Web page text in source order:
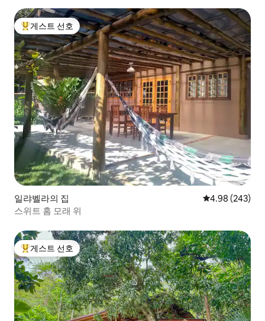
상위 게스트 선호
게스트 선호
일랴벨라의 집 평점 4.98점(5
4.98 (243)
스위트 홈 모래 위
상위 게스트 선호
게스트 선호